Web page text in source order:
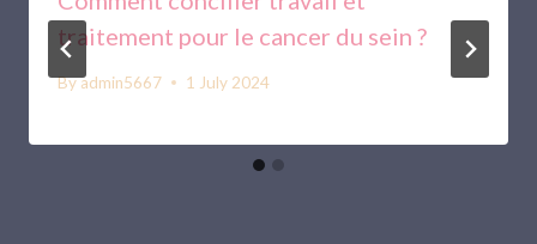
traitement pour le cancer du sein ?
Byadmin5667 1 July 2024